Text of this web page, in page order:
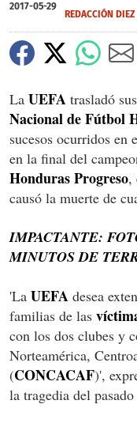
2017-05-29
REDACCIÓN DIEZ
La UEFA trasladó
Nacional de Fútbol
sucesos ocurridos en
en la final del
Honduras Progreso,
causó la muerte de
IMPACTANTE:
MINUTOS DE
'La UEFA desea
familias de las
con los dos clubes y
Norteamérica,
(CONCACAF)',
la tragedia del